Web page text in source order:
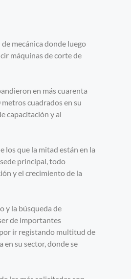
mecánica donde luego
máquinas de corte de
en más cuarenta
cuadrados en su
capacitación y al
los que la mitad están en la
principal, todo
y el crecimiento de la
y la búsqueda de
de importantes
ir registando multitud de
en su sector, donde se